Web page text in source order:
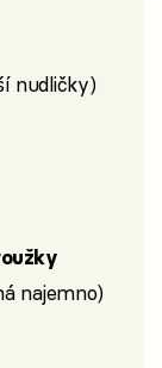
nudličky)
najemno)